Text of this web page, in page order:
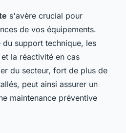
s'avère crucial pour
de vos équipements.
support technique, les
la réactivité en cas
du secteur, fort de plus de
peut ainsi assurer un
maintenance préventive